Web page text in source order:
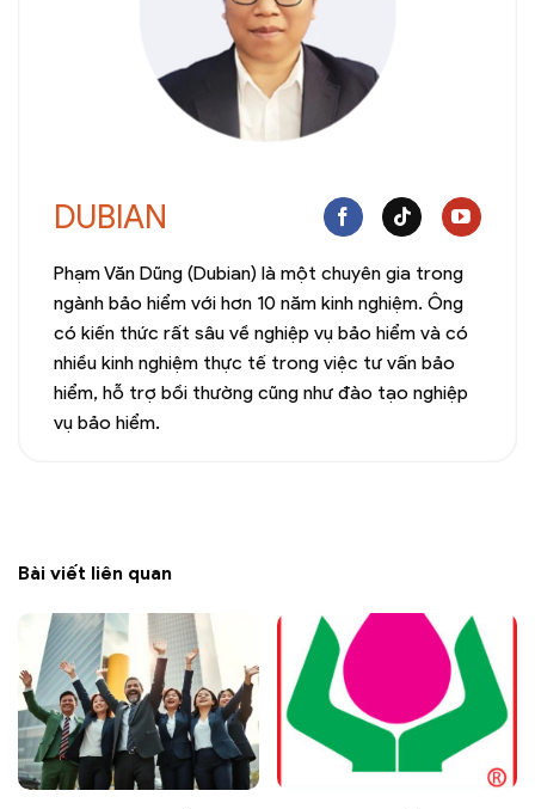
DUBIAN
Phạm Văn Dũng (Dubian) là một chuyên gia trong
ngành bảo hiểm với hơn 10 năm kinh nghiệm. Ông
có kiến thức rất sâu về nghiệp vụ bảo hiểm và có
nhiều kinh nghiệm thực tế trong việc tư vấn bảo
hiểm, hỗ trợ bồi thường cũng như đào tạo nghiệp
vụ bảo hiểm.
Bài viết liên quan